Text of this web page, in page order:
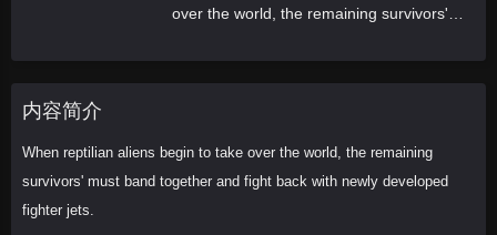
over the world, the remaining survivors'
内容简介
When reptilian aliens begin to take over the world, the remaining
survivors' must band together and fight back with newly developed
fighter jets.